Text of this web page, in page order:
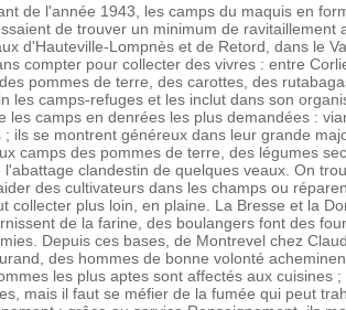
de l'année 1943, les camps du maquis en
de trouver un minimum de
d'Hauteville-Lompnès et de Retord, dans le
compter pour collecter des vivres : entre
pommes de terre, des carottes, des
les camps-refuges et les inclut dans son
les camps en denrées les plus demandées :
; ils se montrent généreux dans leur grande
camps des pommes de terre, des légumes
l'abattage clandestin de quelques veaux. On
des cultivateurs dans les champs ou
collecter plus loin, en plaine. La Bresse et la
de la farine, des boulangers font des
Depuis ces bases, de Montrevel chez
des hommes de bonne volonté
les plus aptes sont affectés aux
mais il faut se méfier de la fumée qui peut